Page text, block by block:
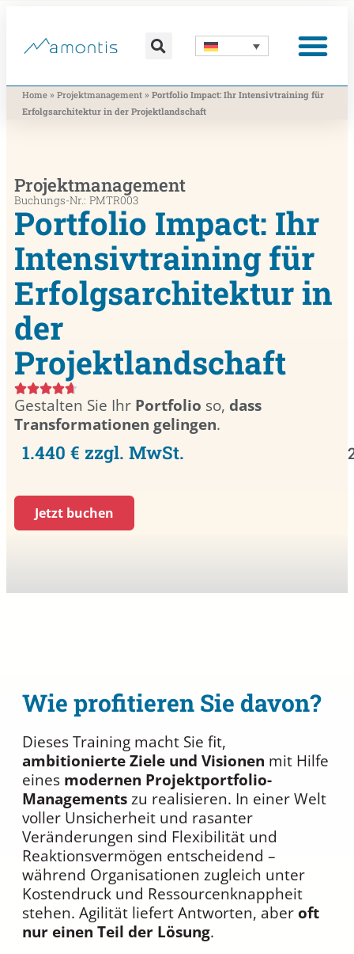
Home » Projektmanagement » Portfolio Impact: Ihr Intensivtraining für
Erfolgsarchitektur in der Projektlandschaft
Projektmanagement
Buchungs-Nr.: PMTR003
Portfolio Impact: Ihr
Intensivtraining für
Erfolgsarchitektur in
der
Projektlandschaft
Gestalten Sie Ihr Portfolio so, dass
Transformationen gelingen.
1.440 € zzgl. MwSt.
Jetzt buchen
Wie profitieren Sie davon?
Dieses Training macht Sie fit,
ambitionierte Ziele und Visionen mit Hilfe
eines modernen Projektportfolio-
Managementszu realisieren. In einer Welt
voller Unsicherheit und rasanter
Veränderungen sind Flexibilität und
Reaktionsvermögen entscheidend –
während Organisationen zugleich unter
Kostendruck und Ressourcenknappheit
stehen. Agilität liefert Antworten, aber oft
nur einen Teil der Lösung.